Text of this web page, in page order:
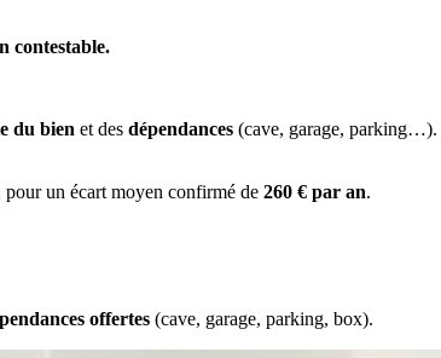
contestable.
du bien et des dépendances (cave, garage, parking…).
un écart moyen confirmé de 260 € par an.
offertes (cave, garage, parking, box).